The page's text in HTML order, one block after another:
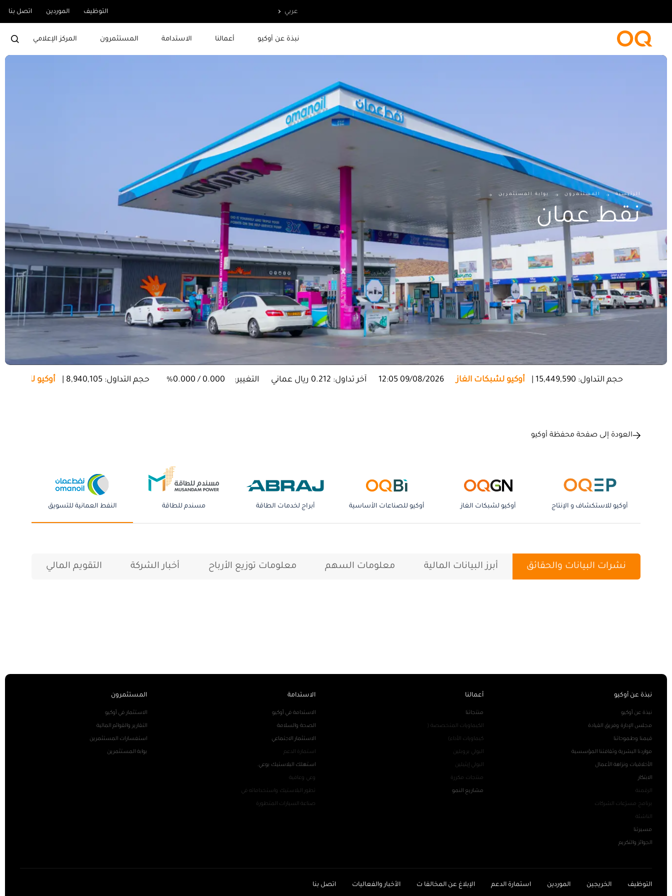
عربي التوظيف الموردين اتصل بنا
نبذة عن أوكيو أعمالنا الاستدامة المستثمرون المركز الإعلامي
الرئيسية المستثمرون بوابة المستثمرين
نقط عمان
العودة إلى صفحة محفظة أوكيو
أوكيو للاستكشاف و الإنتاج أوكيو لشبكات الغاز أوكيو للصناعات الأساسية أبراج لخدمات الطاقة مسندم للطاقة النفط العمانية للتسويق
نشرات البيانات والحقائق أبرز البيانات المالية معلومات السهم معلومات توزيع الأرباح أخبار الشركة التقويم المالي
نبذة عن أوكيو
نبذة عن أوكيو
مجلس الإدارة وفريق القيادة
قيمنا وطموحاتنا
مواردنا البشرية وثقافتنا المؤسسية
الأخلاقيات ونزاهة الأعمال
الابتكار
الرقمنة
برنامج مسرّعات الشركات
الناشئة
مسيرتنا
الجوائز والتكريم
أعمالنا
منتجاتنا
الكيماويات المتخصصة (
كيماويات الأداء)
البولي بروبلين
البولي إيثيلين
منتجات مكررة
مشاريع النمو
الاستدامة
الاستدامة في أوكيو
الصحة والسلامة
الاستثمار الاجتماعي
استمارة الدعم
استهلك البلاستيك بوعي.
وعي وعافية
تطور البلاستيك واستخداماته في
صناعة السيارات المتطورة
المستثمرون
الاستثمار في أوكيو
التقارير والقوائم المالية
استفسارات المستثمرين
بوابة المستثمرين
التوظيف الخريجين الموردين استمارة الدعم الإبلاغ عن المخالفا ت الأخبار والفعاليات اتصل بنا